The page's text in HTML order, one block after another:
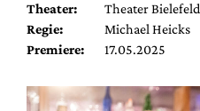
Theater:
Theater Bielefeld
Regie:
Michael Heicks
Premiere:
17.05.2025